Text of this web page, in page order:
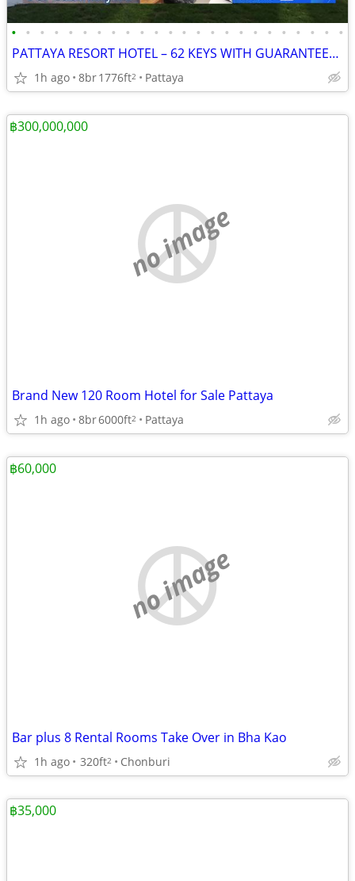
• • • • • • • • • • • • • • • • • • • • • • • •
PATTAYA RESORT HOTEL – 62 KEYS WITH GUARANTEED RENTAL INCOME
1h ago 8br1776ft2 Pattaya
no image
Brand New 120 Room Hotel for Sale Pattaya
1h ago 8br6000ft2 Pattaya
฿300,000,000
no image
Bar plus 8 Rental Rooms Take Over in Bha Kao
1h ago 320ft2 Chonburi
฿60,000
฿35,000